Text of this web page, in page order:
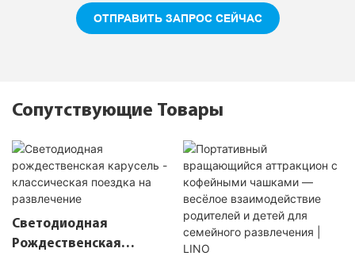
ОТПРАВИТЬ ЗАПРОС СЕЙЧАС
Сопутствующие Товары
Светодиодная
Рождественская